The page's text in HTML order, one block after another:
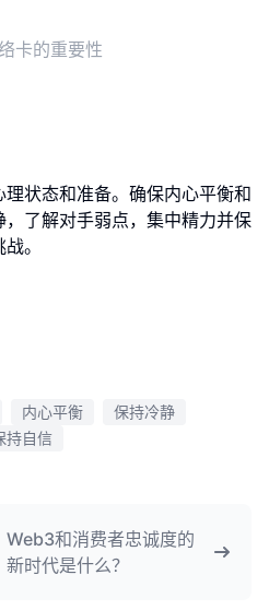
卡的重要性
状态和准备。确保内心平衡和
了解对手弱点，集中精力并保
。
内心平衡
保持冷静
持自信
Web3和消费者忠诚度的
新时代是什么？